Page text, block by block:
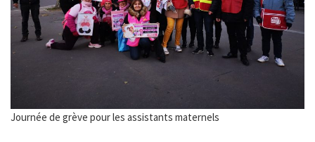
Journée de grève pour les assistants maternels